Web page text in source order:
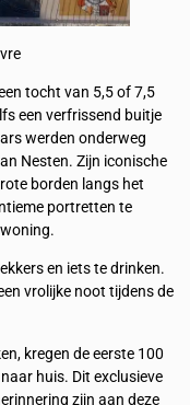
tocht van 5,5 of 7,5
een verfrissend buitje
werden onderweg
Nesten. Zijn iconische
borden langs het
portretten te
en iets te drinken.
vrolijke noot tijdens de
kregen de eerste 100
huis. Dit exclusieve
zijn aan deze